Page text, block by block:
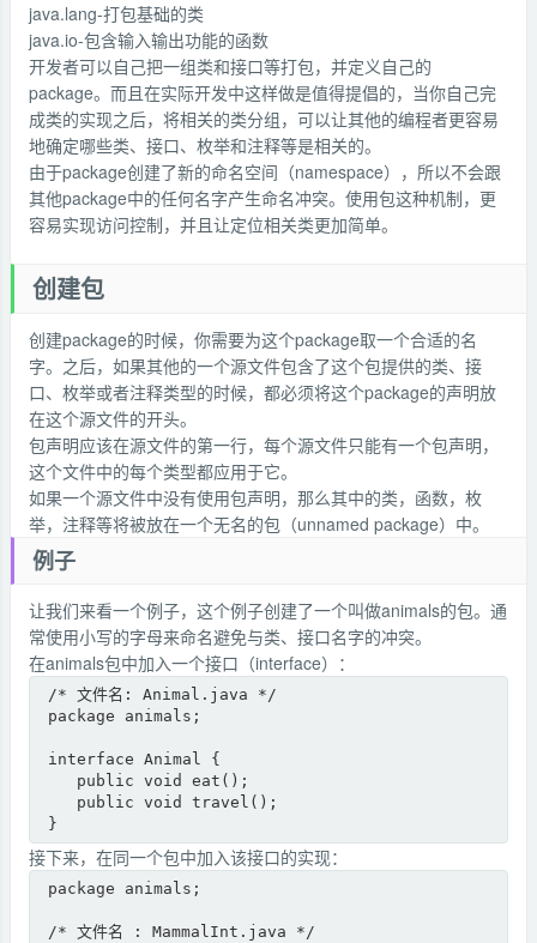
java.lang-打包基础的类
java.io-包含输入输出功能的函数
开发者可以自己把一组类和接口等打包，并定义自己的
package。而且在实际开发中这样做是值得提倡的，当你自己完
成类的实现之后，将相关的类分组，可以让其他的编程者更容易
地确定哪些类、接口、枚举和注释等是相关的。
由于package创建了新的命名空间（namespace），所以不会跟
其他package中的任何名字产生命名冲突。使用包这种机制，更
容易实现访问控制，并且让定位相关类更加简单。
创建包
创建package的时候，你需要为这个package取一个合适的名
字。之后，如果其他的一个源文件包含了这个包提供的类、接
口、枚举或者注释类型的时候，都必须将这个package的声明放
在这个源文件的开头。
包声明应该在源文件的第一行，每个源文件只能有一个包声明，
这个文件中的每个类型都应用于它。
如果一个源文件中没有使用包声明，那么其中的类，函数，枚
举，注释等将被放在一个无名的包（unnamed package）中。
例子
让我们来看一个例子，这个例子创建了一个叫做animals的包。通
常使用小写的字母来命名避免与类、接口名字的冲突。
在animals包中加入一个接口（interface）：
/* 文件名: Animal.java */
package animals;
interface Animal {
}
接下来，在同一个包中加入该接口的实现：
package animals;
/* 文件名 : MammalInt.java */